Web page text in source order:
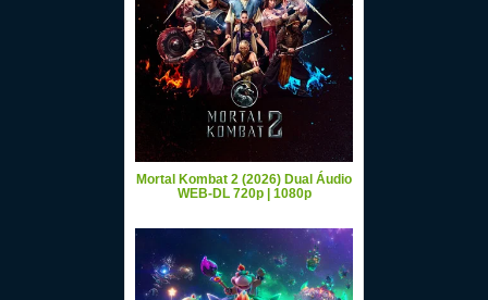
Mortal Kombat 2 (2026) Dual Áudio
WEB-DL 720p | 1080p